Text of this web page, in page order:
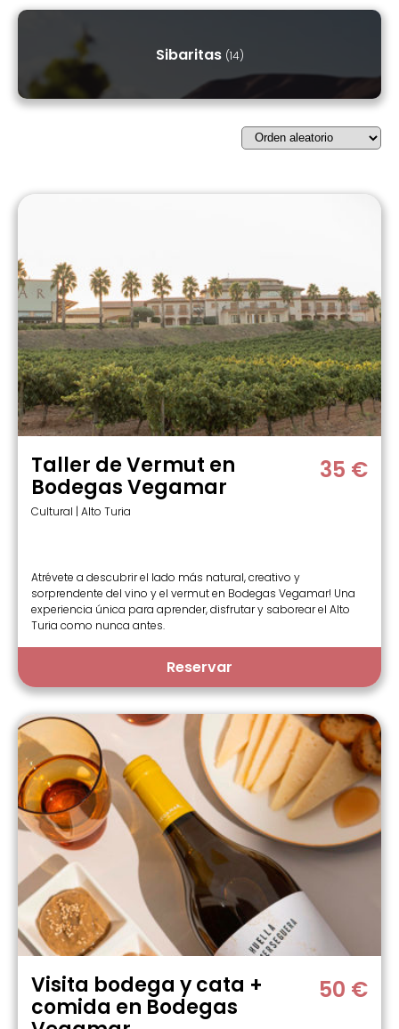
Sibaritas (14)
Taller de Vermut en
Bodegas Vegamar
Cultural | Alto Turia
35 €
Atrévete a descubrir el lado más natural, creativo y
sorprendente del vino y el vermut en Bodegas Vegamar! Una
experiencia única para aprender, disfrutar y saborear el Alto
Turia como nunca antes.
Reservar
Visita bodega y cata +
comida en Bodegas
50 €